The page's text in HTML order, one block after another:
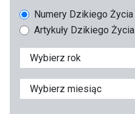
Numery Dzikiego Życia
Artykuły Dzikiego Życia